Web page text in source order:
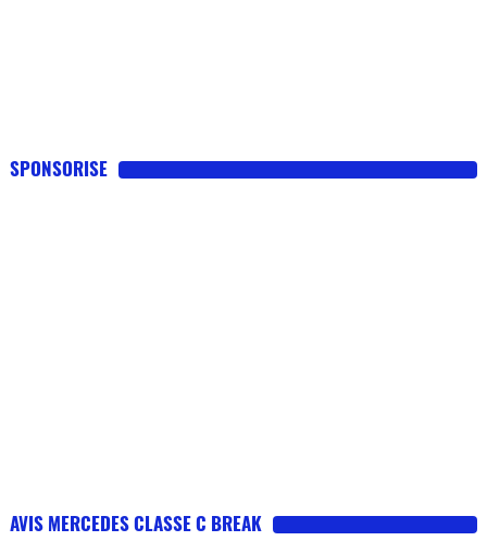
SPONSORISE
AVIS MERCEDES CLASSE C BREAK